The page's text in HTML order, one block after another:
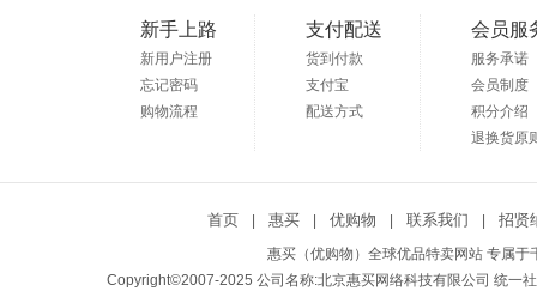
新手上路
新用户注册
忘记密码
购物流程
支付配送
货到付款
支付宝
配送方式
会员服
服务承诺
会员制度
积分介绍
退换货原
首页 | 惠买 | 优购物 | 联系我们 | 招贤
惠买（优购物）全球优品特卖网站 专属
Copyright©2007-2025 公司名称:北京惠买网络科技有限公司 统一